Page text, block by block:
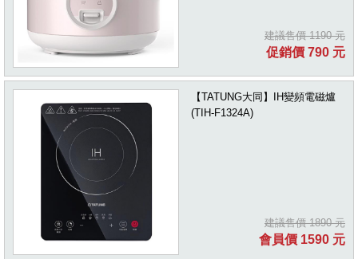
建議售價 1190 元
促銷價 790 元
【TATUNG大同】IH變頻電磁爐
(TIH-F1324A)
建議售價 1890 元
會員價 1590 元